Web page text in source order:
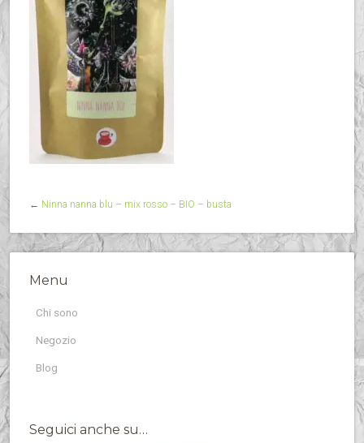
← Ninna nanna blu – mix rosso – BIO – busta
Menu
Chi sono
Negozio
Blog
Seguici anche su…